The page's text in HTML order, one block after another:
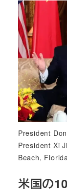
President
President Xi
Beach,
米国の